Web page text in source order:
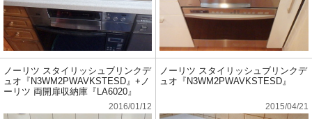
ノーリツ スタイリッシュブリンクデ
ュオ『N3WM2PWAVKSTESD』+ノ
ーリツ 両開扉収納庫『LA6020』
2016/01/12
ノーリツ スタイリッシュブリンクデ
ュオ『N3WM2PWAVKSTESD』
2015/04/21